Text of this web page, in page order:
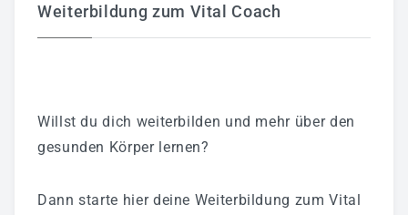
Weiterbildung zum Vital Coach
Willst du dich weiterbilden und mehr über den
gesunden Körper lernen?
Dann starte hier deine Weiterbildung zum Vital